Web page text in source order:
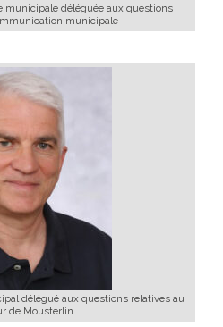
municipale déléguée aux questions
municipale
délégué aux questions relatives au
de Mousterlin